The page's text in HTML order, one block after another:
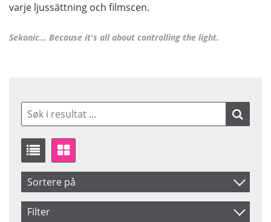
varje ljussättning och filmscen.
Sekonic... Because it's all about controlling the light.
Sortere på
Artikelkod
Filter